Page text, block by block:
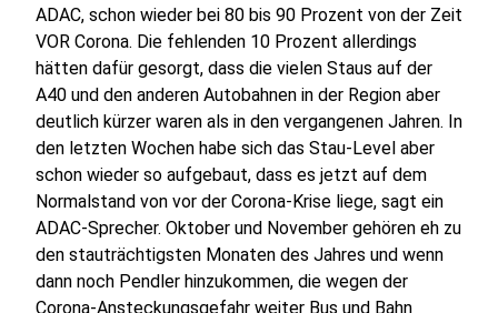
ADAC, schon wieder bei 80 bis 90 Prozent von der Zeit
VOR Corona. Die fehlenden 10 Prozent allerdings
hätten dafür gesorgt, dass die vielen Staus auf der
A40 und den anderen Autobahnen in der Region aber
deutlich kürzer waren als in den vergangenen Jahren. In
den letzten Wochen habe sich das Stau-Level aber
schon wieder so aufgebaut, dass es jetzt auf dem
Normalstand von vor der Corona-Krise liege, sagt ein
ADAC-Sprecher. Oktober und November gehören eh zu
den stauträchtigsten Monaten des Jahres und wenn
dann noch Pendler hinzukommen, die wegen der
Corona-Ansteckungsgefahr weiter Bus und Bahn